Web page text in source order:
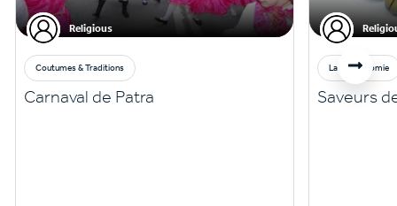
Religious
Coutumes & Traditions
Carnaval de Patra
La gastronomie
Saveurs